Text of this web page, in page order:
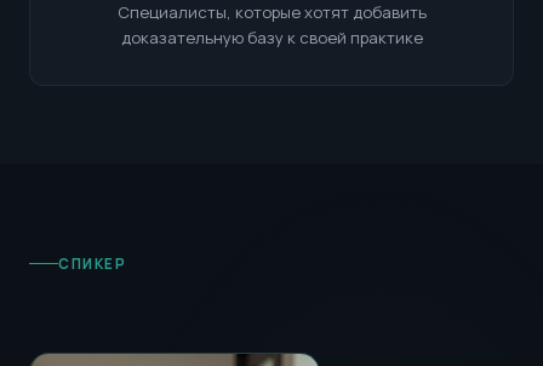
Специалисты, которые хотят добавить
доказательную базу к своей практике
СПИКЕР